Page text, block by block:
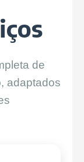
de
adaptados